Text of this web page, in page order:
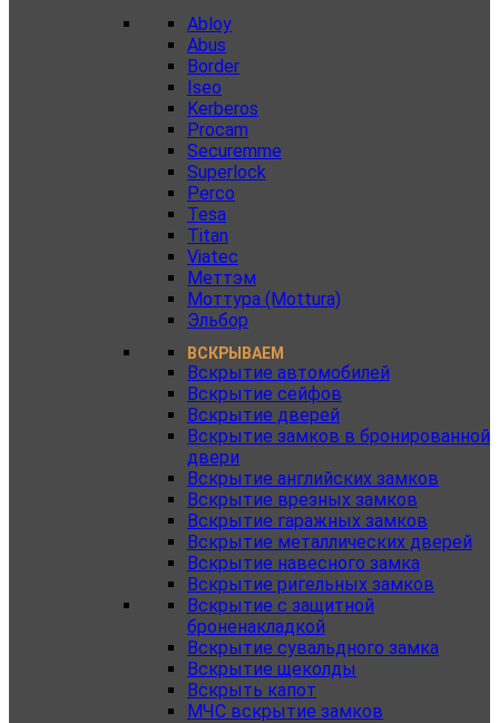
Abloy
Abus
Border
Iseo
Kerberos
Procam
Securemme
Superlock
Perco
Tesa
Titan
Viatec
Меттэм
Моттура (Mottura)
Эльбор
ВСКРЫВАЕМ
Вскрытие автомобилей
Вскрытие сейфов
Вскрытие дверей
Вскрытие замков в бронированной
двери
Вскрытие английских замков
Вскрытие врезных замков
Вскрытие гаражных замков
Вскрытие металлических дверей
Вскрытие навесного замка
Вскрытие ригельных замков
Вскрытие с защитной
броненакладкой
Вскрытие сувальдного замка
Вскрытие щеколды
Вскрыть капот
МЧС вскрытие замков